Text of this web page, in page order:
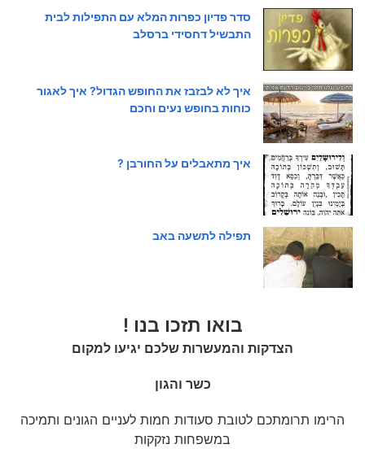
סדר פדיון כפרות המלא עם התפילות לבית
התבשיל דחסידי ברסלב
איך לא לבזבז את החופש הגדול? איך לאגור
כוחות בחופש נעים וחכם
איך מתאבלים על החורבן ?
תפילה לתשעה באב
בואו תזכו בנו !
הצדקות והמעשרות שלכם יגיעו למקום
כשר והגון
הרימו תרומתכם לטובת סעודות חמות לעניים הגונים ותמיכה
במשפחות נזקקות